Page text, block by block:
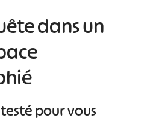
dans un
pour vous